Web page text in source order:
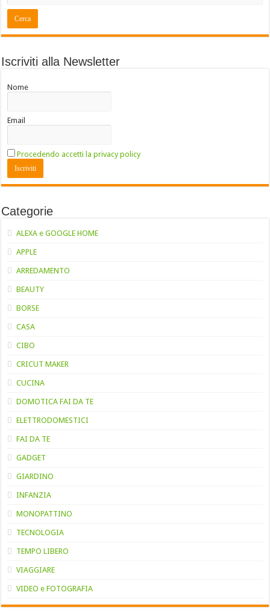
Iscriviti alla Newsletter
Nome
Email
Procedendo accetti la privacy policy
Categorie
ALEXA e GOOGLE HOME
APPLE
ARREDAMENTO
BEAUTY
BORSE
CASA
CIBO
CRICUT MAKER
CUCINA
DOMOTICA FAI DA TE
ELETTRODOMESTICI
FAI DA TE
GADGET
GIARDINO
INFANZIA
MONOPATTINO
TECNOLOGIA
TEMPO LIBERO
VIAGGIARE
VIDEO e FOTOGRAFIA